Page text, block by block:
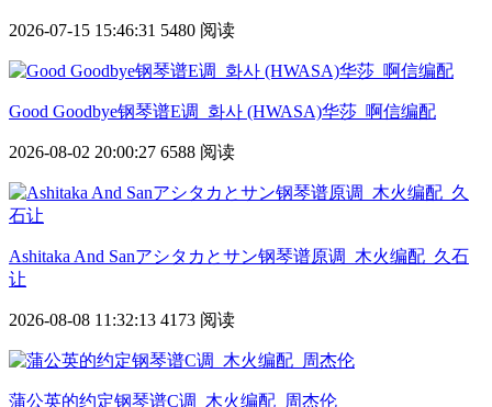
2026-07-15 15:46:31 5480 阅读
Good Goodbye钢琴谱E调_화사 (HWASA)华莎_啊信编配
2026-08-02 20:00:27 6588 阅读
Ashitaka And Sanアシタカとサン钢琴谱原调_木火编配_久石
让
2026-08-08 11:32:13 4173 阅读
蒲公英的约定钢琴谱C调_木火编配_周杰伦